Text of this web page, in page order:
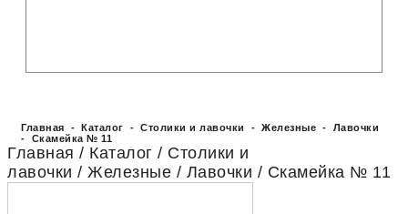
Главная - Каталог - Столики и лавочки - Железные - Лавочки
- Скамейка № 11
Главная / Каталог / Столики и
лавочки / Железные / Лавочки / Скамейка № 11